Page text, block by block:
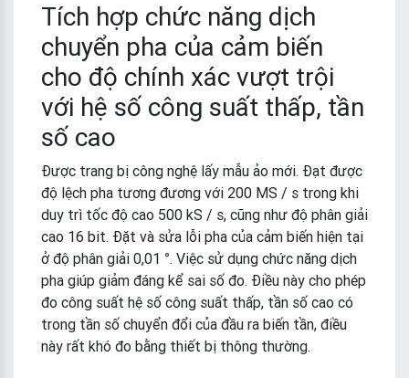
Tích hợp chức năng dịch
chuyển pha của cảm biến
cho độ chính xác vượt trội
với hệ số công suất thấp, tần
số cao
Được trang bị công nghệ lấy mẫu ảo mới. Đạt được
độ lệch pha tương đương với 200 MS / s trong khi
duy trì tốc độ cao 500 kS / s, cũng như độ phân giải
cao 16 bit. Đặt và sửa lỗi pha của cảm biến hiện tại
ở độ phân giải 0,01 °. Việc sử dụng chức năng dịch
pha giúp giảm đáng kể sai số đo. Điều này cho phép
đo công suất hệ số công suất thấp, tần số cao có
trong tần số chuyển đổi của đầu ra biến tần, điều
này rất khó đo bằng thiết bị thông thường.